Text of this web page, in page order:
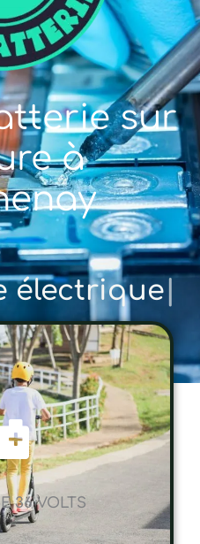
sur
à
vél
36 VOLTS